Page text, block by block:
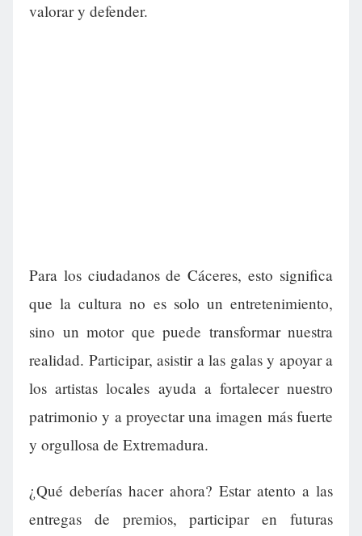
valorar y defender.
Para los ciudadanos de Cáceres, esto significa
que la cultura no es solo un entretenimiento,
sino un motor que puede transformar nuestra
realidad. Participar, asistir a las galas y apoyar a
los artistas locales ayuda a fortalecer nuestro
patrimonio y a proyectar una imagen más fuerte
y orgullosa de Extremadura.
¿Qué deberías hacer ahora? Estar atento a las
entregas de premios, participar en futuras